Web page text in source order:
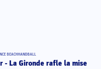
BEACHHANDBALL
- La Gironde rafle la mise